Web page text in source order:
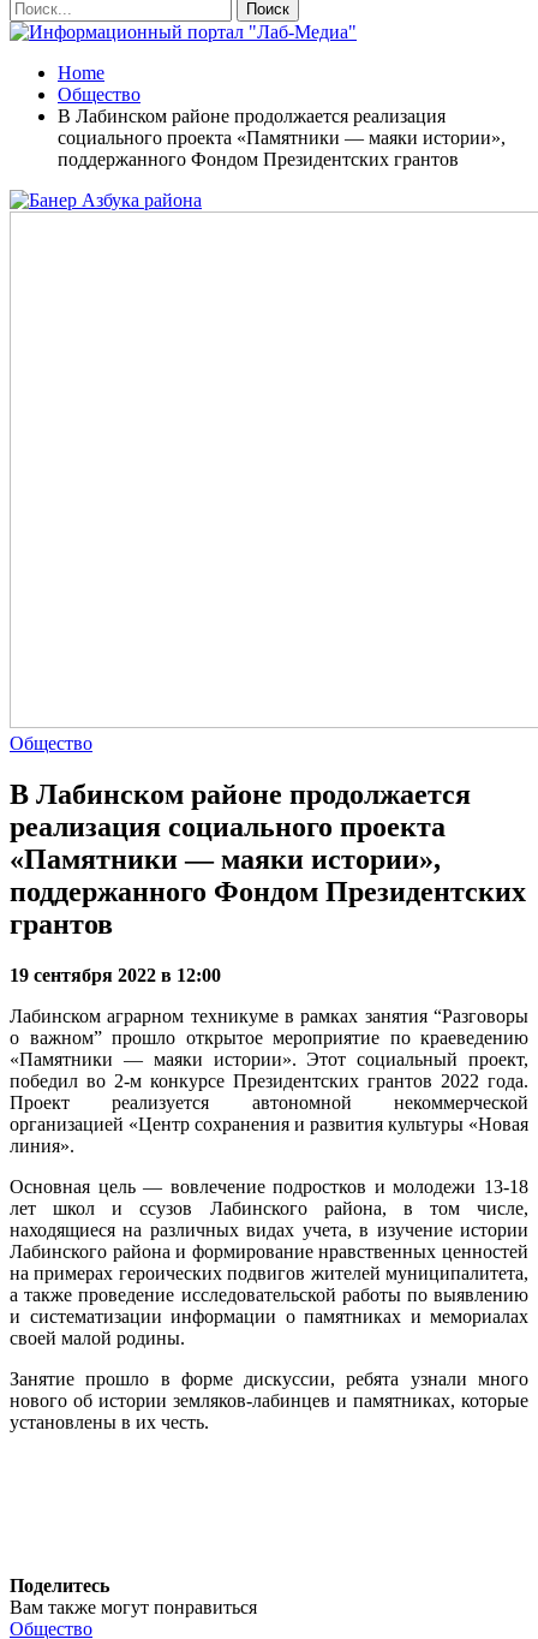
Home
Общество
В Лабинском районе продолжается реализация
социального проекта «Памятники — маяки истории»,
поддержанного Фондом Президентских грантов
Общество
В Лабинском районе продолжается
реализация социального проекта
«Памятники — маяки истории»,
поддержанного Фондом Президентских
грантов
19 сентября 2022 в 12:00
Лабинском аграрном техникуме в рамках занятия “Разговоры
о важном” прошло открытое мероприятие по краеведению
«Памятники — маяки истории». Этот социальный проект,
победил во 2-м конкурсе Президентских грантов 2022 года.
Проект реализуется автономной некоммерческой
организацией «Центр сохранения и развития культуры «Новая
линия».
Основная цель — вовлечение подростков и молодежи 13-18
лет школ и ссузов Лабинского района, в том числе,
находящиеся на различных видах учета, в изучение истории
Лабинского района и формирование нравственных ценностей
на примерах героических подвигов жителей муниципалитета,
а также проведение исследовательской работы по выявлению
и систематизации информации о памятниках и мемориалах
своей малой родины.
Занятие прошло в форме дискуссии, ребята узнали много
нового об истории земляков-лабинцев и памятниках, которые
установлены в их честь.
Поделитесь
Вам также могут понравиться
Общество